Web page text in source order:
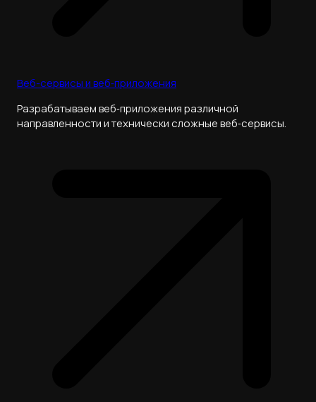
Веб-сервисы и веб‑приложения
Разрабатываем веб‑приложения различной
направленности и технически сложные веб‑сервисы.